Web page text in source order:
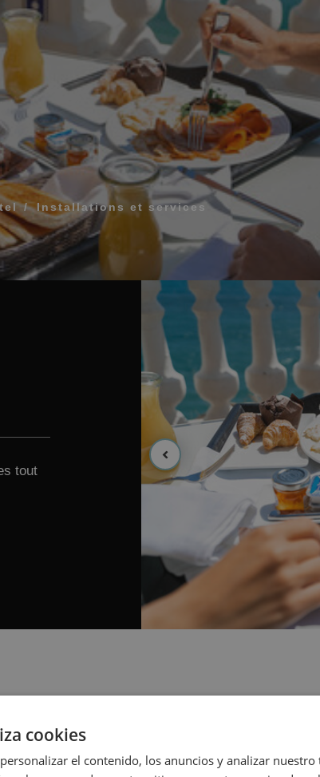
Que comprend mon
Comment réserver
réservation
Modifier ma
Annuler ma
Autres demandes
QUE NOUS VOUS APPELIONS
conditions de confidentialité
Installations et services
tout
cookies
el contenido, los anuncios y analizar